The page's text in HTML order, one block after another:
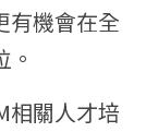
有機會在全
相關人才培